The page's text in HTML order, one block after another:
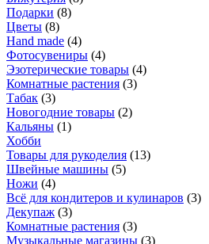
Подарки (8)
Цветы (8)
Hand made (4)
Фотосувениры (4)
Эзотерические товары (4)
Комнатные растения (3)
Табак (3)
Новогодние товары (2)
Кальяны (1)
Хобби
Товары для рукоделия (13)
Швейные машины (5)
Ножи (4)
Всё для кондитеров и кулинаров (3)
Декупаж (3)
Комнатные растения (3)
Музыкальные магазины (3)